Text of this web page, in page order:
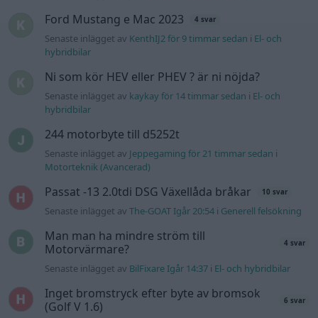
Senaste inlägget av The-GOAT Igår 20:54i
Man man ha mindre ström till
Motorvärmare?
Senaste inlägget av BilFixare Igår 14:37 iEl- och hybridbilar
Inget bromstryck efter byte av bromsok
(Golf V 1.6)
Senaste inlägget avjaka54 Igår 09:48
transmission och däck
Kia Ceed 2017 batteritorsk med jämna
Senaste projektinläggen
Volkswagen Golf MK4 v6 4motion OEM++
med JDM inspiration.
Projekt